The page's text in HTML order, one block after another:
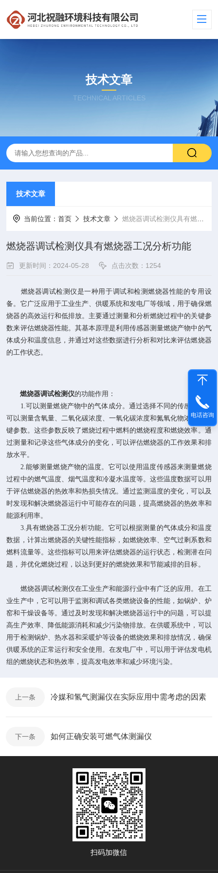
技术文章
TECHNICAL ARTICLES
技术文章
当前位置：首页 技术文章 燃烧器调试检测仪具有燃烧器工况分析功能
燃烧器调试检测仪具有燃烧器工况分析功能
更新时间：2024-05-28 点击次数：1254
燃烧器调试检测仪是一种用于调试和检测燃烧器性能的专用设
备。它广泛应用于工业生产、供暖系统和发电厂等领域，用于确保燃
烧器的高效运行和低排放。主要通过测量和分析燃烧过程中的关键参
数来评估燃烧器性能。其基本原理是利用传感器测量燃烧产物中的气
体成分和温度信息，并通过对这些数据进行分析和对比来评估燃烧器
的工作状态。
燃烧器调试检测仪的功能作用：
1.可以测量燃烧产物中的气体成分。通过选择不同的传感器，它
可以测量含氧量、二氧化碳浓度、一氧化碳浓度和氮氧化物浓度等关
键参数。这些参数反映了燃烧过程中燃料的燃烧程度和燃烧效率。通
过测量和记录这些气体成分的变化，可以评估燃烧器的工作效果和排
放水平。
2.能够测量燃烧产物的温度。它可以使用温度传感器来测量燃烧
过程中的燃气温度、烟气温度和冷凝水温度等。这些温度数据可以用
于评估燃烧器的热效率和热损失情况。通过监测温度的变化，可以及
时发现和解决燃烧器运行中可能存在的问题，提高燃烧器的热效率和
能源利用率。
3.具有燃烧器工况分析功能。它可以根据测量的气体成分和温度
数据，计算出燃烧器的关键性能指标，如燃烧效率、空气过剩系数和
燃料流量等。这些指标可以用来评估燃烧器的运行状态，检测潜在问
题，并优化燃烧过程，以达到更好的燃烧效果和节能减排的目标。
燃烧器调试检测仪在工业生产和能源行业中有广泛的应用。在工
业生产中，它可以用于监测和调试各类燃烧设备的性能，如锅炉、炉
窑和干燥设备等。通过及时发现和解决燃烧器运行中的问题，可以提
高生产效率、降低能源消耗和减少污染物排放。在供暖系统中，可以
用于检测锅炉、热水器和采暖炉等设备的燃烧效果和排放情况，确保
供暖系统的正常运行和安全使用。在发电厂中，可以用于评估发电机
组的燃烧状态和热效率，提高发电效率和减少环境污染。
上一条 冷媒和氢气测漏仪在实际应用中需考虑的因素
下一条 如何正确安装可燃气体测漏仪
扫码加微信
电话咨询